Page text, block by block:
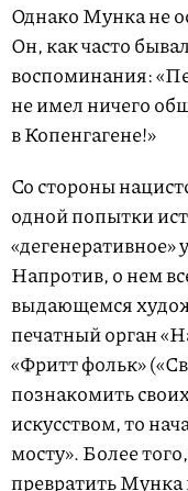
Однако Мунка не
Он, как часто
воспоминания:
не имел ничего
в Копенгагене!»
Со стороны
одной попытки
«дегенеративное»
Напротив, о нем
выдающемся
печатный орган
«Фритт фольк»
познакомить
искусством, то
мосту». Более
превратить Мунка